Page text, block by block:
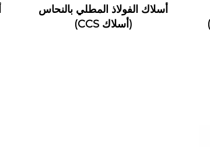
أسلاك الفولاذ المطلي بالنحاس
(أسلاك CCS)